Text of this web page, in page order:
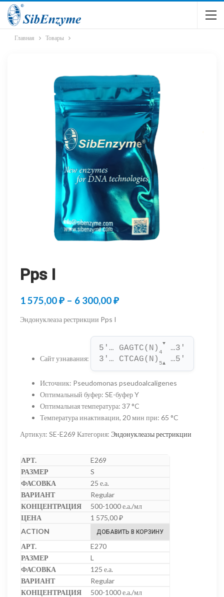
Главная Товары
Pps I
1 575,00₽ – 6 300,00₽Диапазон
575,00 ₽
–
6
300,00 ₽
Эндонуклеаза рестрикции Pps I
Сайт узнавания:
5'… GAGTC(N) 4
▼
…3'
3'… CTCAG(N) 5▲ …5'
Источник: Pseudomonas pseudoalcaligenes
Оптимальный буфер: SE-буфер Y
Оптимальная температура: 37 °C
Температура инактивации, 20 мин при: 65 °C
Артикул: SE-E269 Категория: Эндонуклеазы рестрикции
E269
S
25 е.а.
Regular
500-1000 е.а./мл
1 575,00₽
ДОБАВИТЬ В КОРЗИНУ
E270
L
125 е.а.
Regular
500-1000 е.а./мл